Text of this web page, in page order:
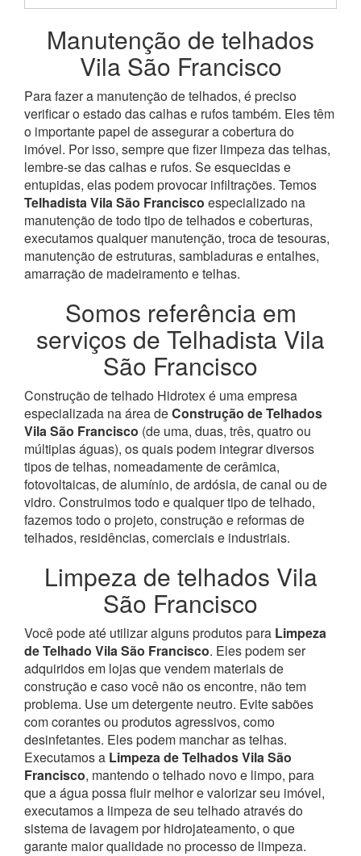
Manutenção de telhados
Vila São Francisco
Para fazer a manutenção de telhados, é preciso
verificar o estado das calhas e rufos também. Eles têm
o importante papel de assegurar a cobertura do
imóvel. Por isso, sempre que fizer limpeza das telhas,
lembre-se das calhas e rufos. Se esquecidas e
entupidas, elas podem provocar infiltrações. Temos
Telhadista Vila São Francisco especializado na
manutenção de todo tipo de telhados e coberturas,
executamos qualquer manutenção, troca de tesouras,
manutenção de estruturas, sambladuras e entalhes,
amarração de madeiramento e telhas.
Somos referência em
serviços de Telhadista Vila
São Francisco
Construção de telhado Hidrotex é uma empresa
especializada na área deConstrução de Telhados
Vila São Francisco (de uma, duas, três, quatro ou
múltiplas águas), os quais podem integrar diversos
tipos de telhas, nomeadamente de cerâmica,
fotovoltaicas, de alumínio, de ardósia, de canal ou de
vidro. Construimos todo e qualquer tipo de telhado,
fazemos todo o projeto, construção e reformas de
telhados, residências, comerciais e industriais.
Limpeza de telhados Vila
São Francisco
Você pode até utilizar alguns produtos para Limpeza
de Telhado Vila São Francisco. Eles podem ser
adquiridos em lojas que vendem materiais de
construção e caso você não os encontre, não tem
problema. Use um detergente neutro. Evite sabões
com corantes ou produtos agressivos, como
desinfetantes. Eles podem manchar as telhas.
Executamos a Limpeza de Telhados Vila São
Francisco, mantendo o telhado novo e limpo, para
que a água possa fluir melhor e valorizar seu imóvel,
executamos a limpeza de seu telhado através do
sistema de lavagem por hidrojateamento, o que
garante maior qualidade no processo de limpeza.